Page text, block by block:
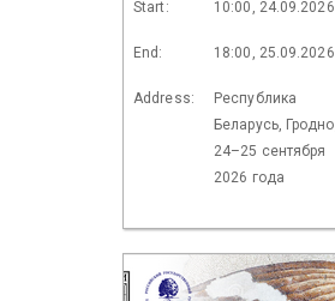
Start: 10:00, 24.09.2026
End: 18:00, 25.09.2026
Address:
Республика
Беларусь, Гродно,
24–25 сентября
2026 года